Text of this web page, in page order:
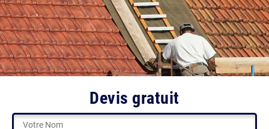
Devis gratuit